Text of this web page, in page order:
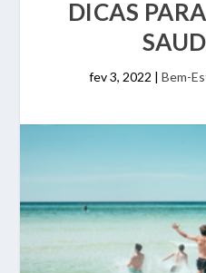
DICAS
fev 3, 2022 | Bem-